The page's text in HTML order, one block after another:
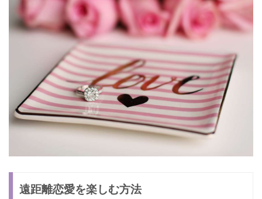
遠距離恋愛を楽しむ方法